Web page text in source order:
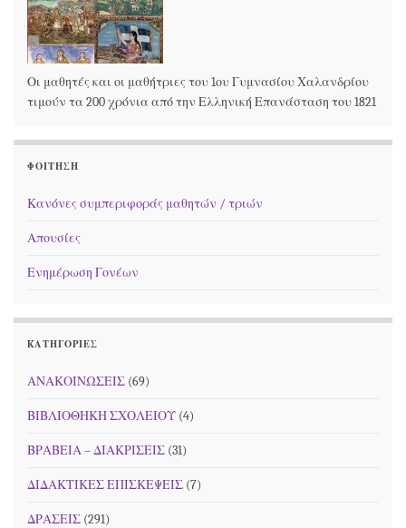
Οι μαθητές και οι μαθήτριες του 1ου Γυμνασίου Χαλανδρίου
τιμούν τα 200 χρόνια από την Ελληνική Επανάσταση του 1821
ΦΟΊΤΗΣΗ
Κανόνες συμπεριφοράς μαθητών / τριών
Απουσίες
Ενημέρωση Γονέων
KΑΤΗΓΟΡΊΕΣ
ΑΝΑΚΟΙΝΩΣΕΙΣ (69)
ΒΙΒΛΙΟΘΗΚΗ ΣΧΟΛΕΙΟΥ (4)
ΒΡΑΒΕΙΑ – ΔΙΑΚΡΙΣΕΙΣ (31)
ΔΙΔΑΚΤΙΚΕΣ ΕΠΙΣΚΕΨΕΙΣ (7)
ΔΡΑΣΕΙΣ (291)